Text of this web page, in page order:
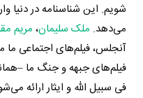
شویم. این شناسنامه در دنیا
می‌دهد. ملک سلیمان، مریم
آنجلس، فیلم‌های اجتماعی ما
فیلم‌های جبهه و جنگ ما
فی سبیل الله و ایثار ارائه